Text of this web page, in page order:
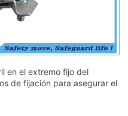
en el extremo fijo del
de fijación para asegurar el